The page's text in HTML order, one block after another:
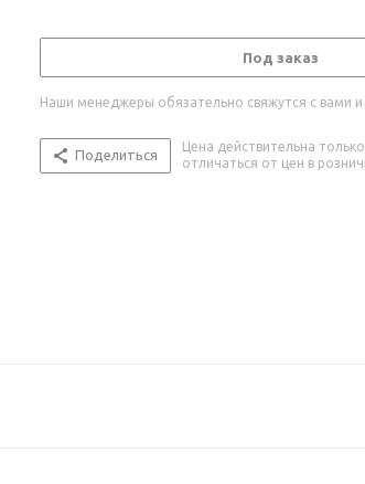
Под заказ
Наши менеджеры обязательно свяжутся с вами и
Поделиться
Цена действительна
отличаться от цен в